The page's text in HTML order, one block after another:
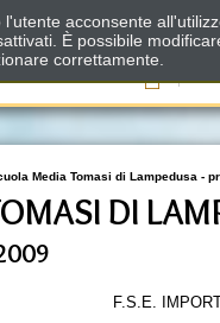
Il
Media Tomasi di Lampedusa -
DI
F.S.E.
acconsente
È possibile
correttamente.